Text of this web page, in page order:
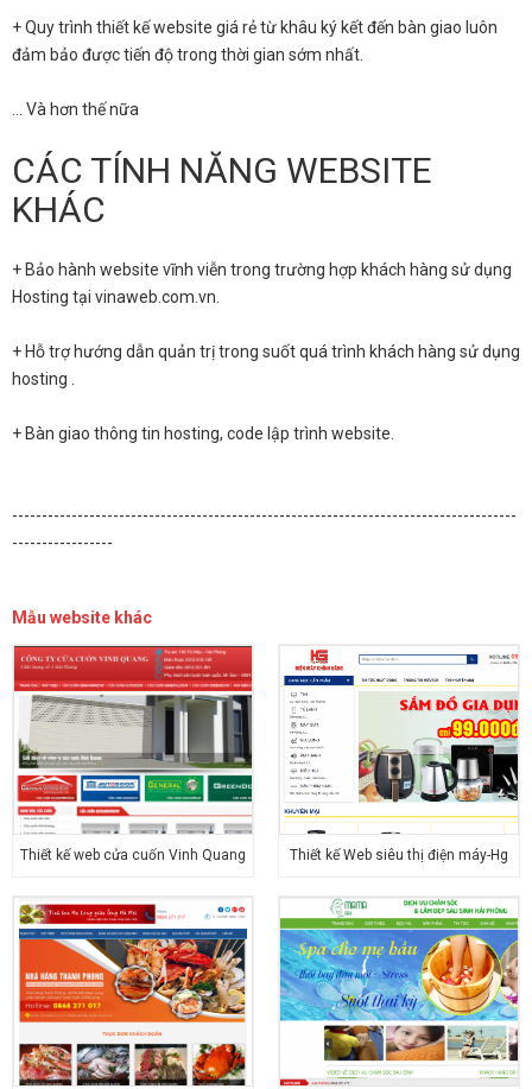
+ Quy trình thiết kế website giá rẻ từ khâu ký kết đến bàn giao luôn
đảm bảo được tiến độ trong thời gian sớm nhất.
… Và hơn thế nữa
CÁC TÍNH NĂNG WEBSITE
KHÁC
+ Bảo hành website vĩnh viễn trong trường hợp khách hàng sử dụng
Hosting tại vinaweb.com.vn.
+ Hỗ trợ hướng dẫn quản trị trong suốt quá trình khách hàng sử dụng
hosting .
+ Bàn giao thông tin hosting, code lập trình website.
-------------------------------------------------------------------------------------
-----------------
Mẫu website khác
Thiết kế web cửa cuốn Vinh Quang Thiết kế Web siêu thị điện máy-Hg